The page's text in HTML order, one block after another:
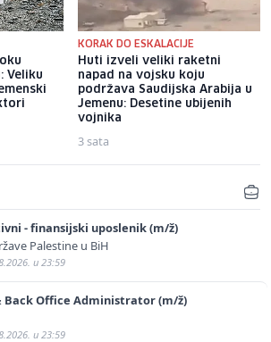
Veliku
KORAK DO ESKALACIJE
Huti izveli veliki raketni
napad na vojsku koju
podržava Saudijska Arabija u
Jemenu: Desetine ubijenih
vojnika
3 sata
- finansijski uposlenik (m/ž)
Palestine u BiH
u 23:59
Back Office Administrator (m/ž)
u 23:59